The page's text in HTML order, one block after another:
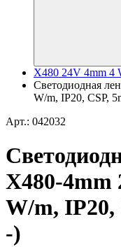
X480 24V 4mm 4
Светодиодная
W/m, IP20, CSP,
Арт.: 042032
X480-4mm
W/m,
-)